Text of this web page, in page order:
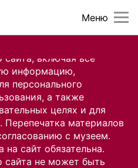
включая все
информацию,
персонального
а также
целях и для
материалов
с музеем.
сайт обязательна.
сайта не может быть
Меню